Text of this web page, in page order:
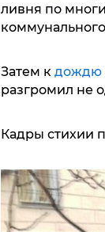
ливня по
Затем кдождю
разгромил не
Кадры стихии